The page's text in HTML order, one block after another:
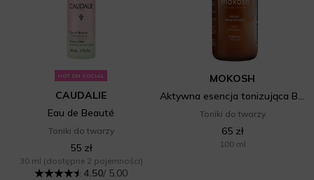
HOT ON SOCIAL
CAUDALIE
Eau de Beauté
Toniki do twarzy
55 zł
30 ml (dostępne 2 pojemności)
4.50/ 5.00
MOKOSH
Aktywna esencja tonizująca Biała róża
Toniki do twarzy
65 zł
100 ml